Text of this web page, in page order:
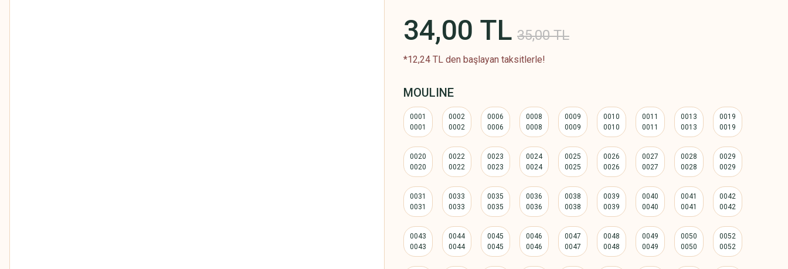
34,00 TL 35,00 TL
*12,24 TL den başlayan taksitlerle!
MOULINE
0001 0002 0006 0008 0009 0010 0011 0013 0019
0020 0022 0023 0024 0025 0026 0027 0028 0029
0031 0033 0035 0036 0038 0039 0040 0041 0042
0043 0044 0045 0046 0047 0048 0049 0050 0052